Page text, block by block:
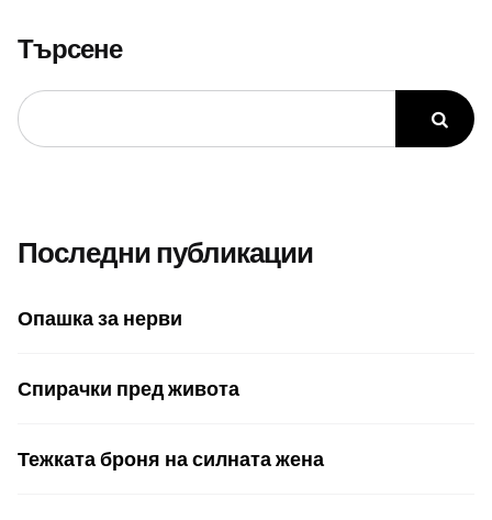
Търсене
Последни публикации
Опашка за нерви
Спирачки пред живота
Тежката броня на силната жена